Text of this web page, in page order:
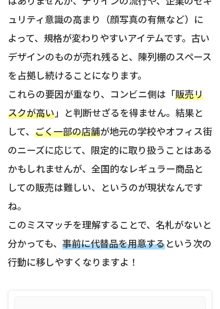
ュリティ意識の高まり（顔写真の有無など）に
よって、規格が変わりやすいアイテムです。古い
デザインのものが売れ残ると、陳列棚のスペース
を占拠し続けることになります。
これらの要因が重なり、コンビニ側は「販売リ
スクが高い」と判断せざるを得ません。結果と
して、 ごく一部の店舗が地元の学校やオフィス街
のニーズに応じて、限定的に取り扱うことはある
かもしれませんが、全国的なレギュラー商品と
しての販売は難しい、というのが現状なんです
ね。
このミスマッチを理解することで、名札がないと
分かっても、 事前に代替品を用意するという次の
行動に移しやすくなりますよ！